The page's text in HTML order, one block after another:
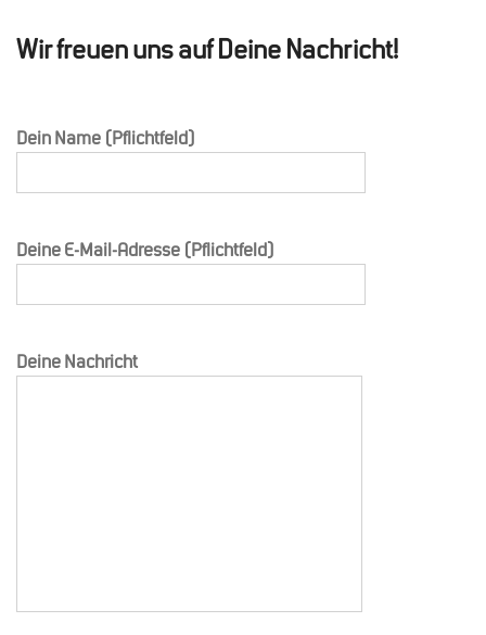
Wir freuen uns auf Deine Nachricht!
Dein Name (Pflichtfeld)
Deine E-Mail-Adresse (Pflichtfeld)
Deine Nachricht